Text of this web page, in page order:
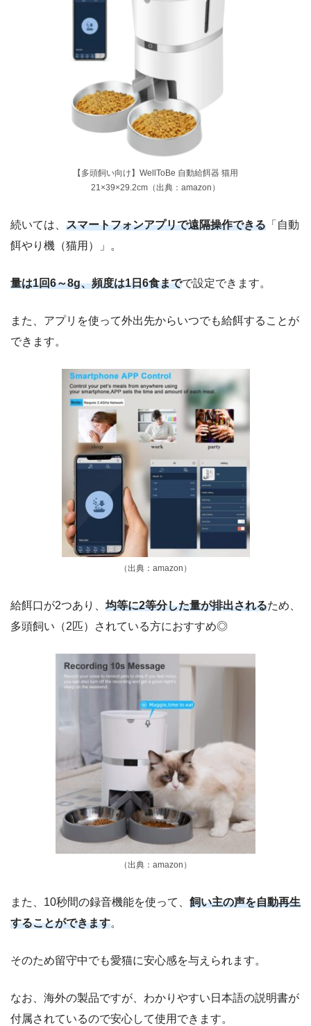
【多頭飼い向け】WellToBe 自動給餌器 猫用
21×39×29.2cm（出典：amazon）
続いては、 スマートフォンアプリで遠隔操作できる 「自動
餌やり機（猫用）」。
量は1回6～8g、頻度は1日6食までで設定できます。
また、アプリを使って外出先からいつでも給餌することが
できます。
（出典：amazon）
給餌口が2つあり、 均等に2等分した量が排出されるため、
多頭飼い（2匹）されている方におすすめ◎
（出典：amazon）
また、10秒間の録音機能を使って、 飼い主の声を自動再生
することができます。
そのため留守中でも愛猫に安心感を与えられます。
なお、海外の製品ですが、わかりやすい日本語の説明書が
付属されているので安心して使用できます。